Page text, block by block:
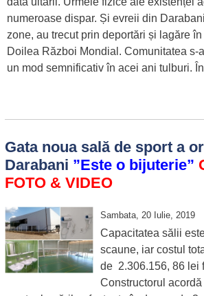
numeroase dispar. Și evreii din
zone, au trecut prin deportări și lagăre
Doilea Război Mondial. Comunitatea s-
un mod semnificativ în acei ani tulburi.
Gata noua sală de sport a
Darabani ”Este o bijuterie”
FOTO & VIDEO
Sambata, 20 Iulie, 2019
Capacitatea sălii
scaune, iar costul
de 2.306.156, 86 lei
Constructorul